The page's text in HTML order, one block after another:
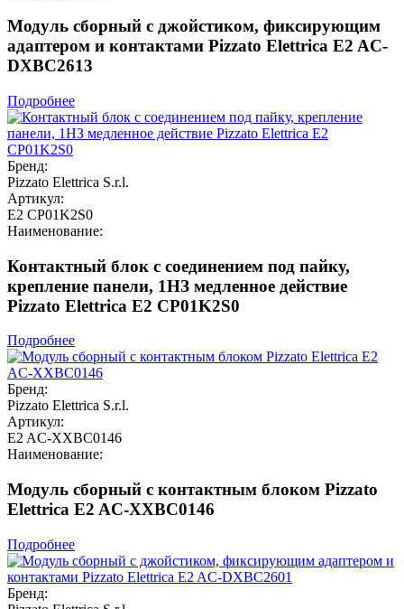
Модуль сборный с джойстиком, фиксирующим
адаптером и контактами Pizzato Elettrica E2 AC-
DXBC2613
Подробнее
Бренд:
Pizzato Elettrica S.r.l.
Артикул:
E2 CP01K2S0
Наименование:
Контактный блок с соединением под пайку,
крепление панели, 1НЗ медленное действие
Pizzato Elettrica E2 CP01K2S0
Подробнее
Бренд:
Pizzato Elettrica S.r.l.
Артикул:
E2 AC-XXBC0146
Наименование:
Модуль сборный с контактным блоком Pizzato
Elettrica E2 AC-XXBC0146
Подробнее
Бренд: